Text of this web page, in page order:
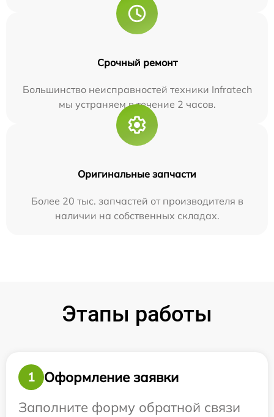
Срочный ремонт
Большинство неисправностей техники Infratech
мы устраняем в течение 2 часов.
Оригинальные запчасти
Более 20 тыс. запчастей от производителя в
наличии на собственных складах.
Этапы работы
1
Оформление заявки
Заполните форму обратной связи